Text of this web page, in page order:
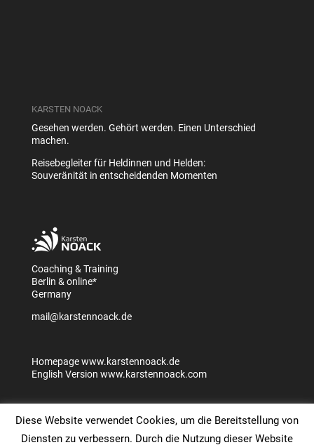
KARSTEN NOACK
Gesehen werden. Gehört werden. Einen Unterschied
machen.
Reisebegleiter für Heldinnen und Helden:
Souveränität in entscheidenden Momenten
Coaching & Training
Berlin & online*
Germany
mail@karstennoack.de
Homepagewww.karstennoack.de
English Version www.karstennoack.com
Diese Website verwendet Cookies, um die Bereitstellung von
Diensten zu verbessern. Durch die Nutzung dieser Website